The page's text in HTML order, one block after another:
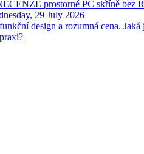
prostorné PC skříně bez
29 July 2026
design a rozumná cena. Jaká